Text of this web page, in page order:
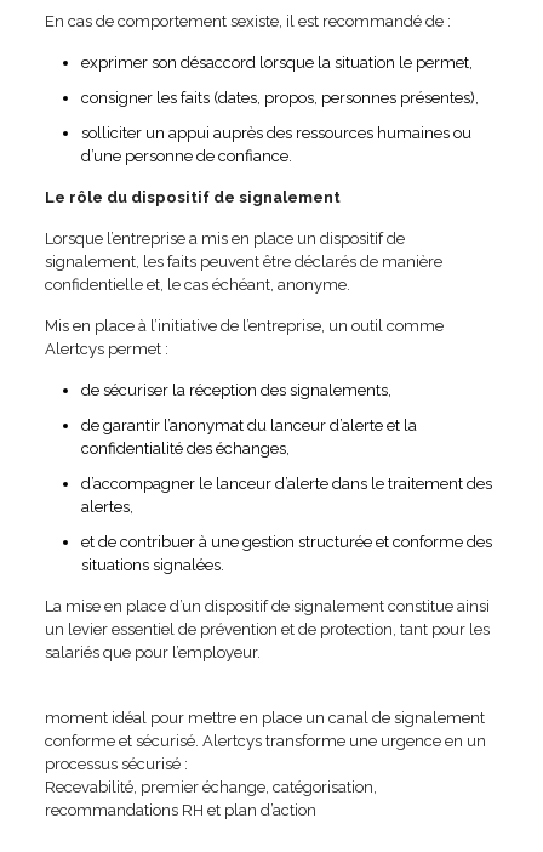
En cas de comportement sexiste, il est recommandé de :
exprimer son désaccord lorsque la situation le permet,
consigner les faits (dates, propos, personnes présentes),
solliciter un appui auprès des ressources humaines ou
d’une personne de confiance.
Le rôle du dispositif de signalement
Lorsque l’entreprise a mis en place un dispositif de
signalement, les faits peuvent être déclarés de manière
confidentielle et, le cas échéant, anonyme.
Mis en place à l’initiative de l’entreprise, un outil comme
Alertcys permet :
de sécuriser la réception des signalements,
de garantir l’anonymat du lanceur d’alerte et la
confidentialité des échanges,
d’accompagner le lanceur d’alerte dans le traitement des
alertes,
et de contribuer à une gestion structurée et conforme des
situations signalées.
La mise en place d’un dispositif de signalement constitue ainsi
un levier essentiel de prévention et de protection, tant pour les
salariés que pour l’employeur.
moment idéal pour mettre en place un canal de signalement
conforme et sécurisé. Alertcys transforme une urgence en un
processus sécurisé :
Recevabilité, premier échange, catégorisation,
recommandations RH et plan d’action